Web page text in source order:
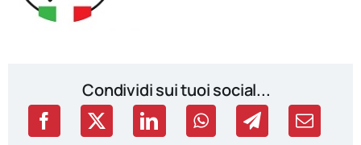
Condividi sui tuoi social...